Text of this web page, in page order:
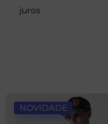
juros
NOVIDADE